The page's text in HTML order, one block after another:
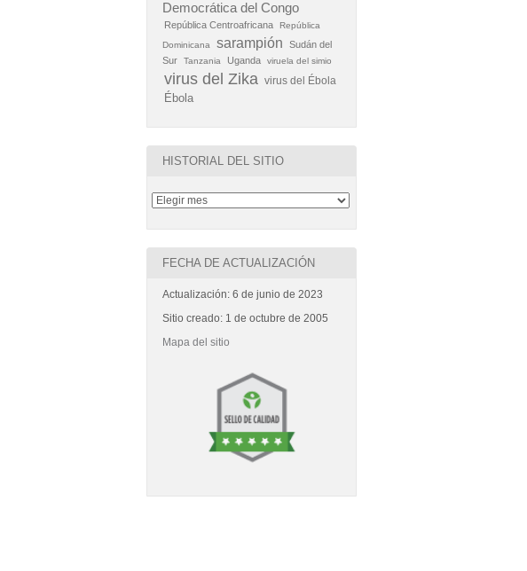
Democrática del Congo
República Centroafricana
República
Dominicana
sarampión
Sudán del
Sur
Tanzania Uganda viruela del simio
virus del Zika virus del Ébola
Ébola
HISTORIAL DEL SITIO
FECHA DE ACTUALIZACIÓN
Actualización: 6 de junio de 2023
Sitio creado: 1 de octubre de 2005
Mapa del sitio